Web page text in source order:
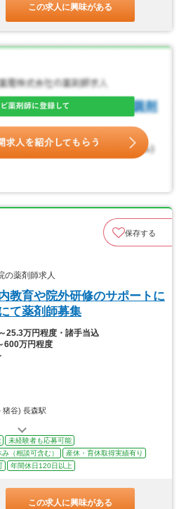
この求人に興味がある
保存する
薬剤師求人
教育や院外研修のサポートに
て薬剤師募集
25.3万円程度・諸手当込
600万円程度
猪谷) 長森駅
未経験者も応募可能
み（相談可含む）
産休・育休取得実績有り
年間休日120日以上
この求人に興味がある